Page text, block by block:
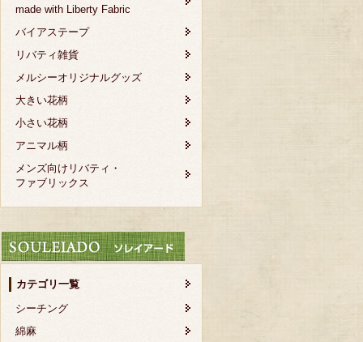
made with Liberty Fabric
バイアステープ
リバティ雑貨
メルシーオリジナルグッズ
大きい花柄
小さい花柄
アニマル柄
メンズ向けリバティ・
ファブリックス
カテゴリ一覧
シーチング
綿麻